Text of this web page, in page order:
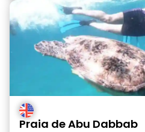
Praia de Abu Dabbab